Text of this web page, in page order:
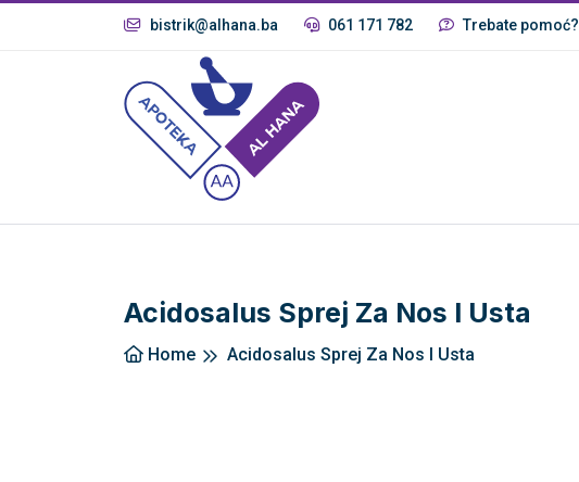
bistrik@alhana.ba 061 171 782 Trebate pomoć?
Acidosalus Sprej Za Nos I Usta
Home Acidosalus Sprej Za Nos I Usta